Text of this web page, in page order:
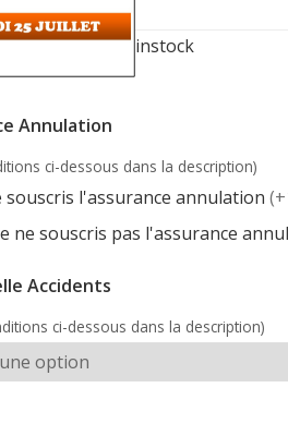
instock
Annulation
ci-dessous dans la description)
souscris l'assurance annulation
ne souscris pas l'assurance
Accidents
ci-dessous dans la description)